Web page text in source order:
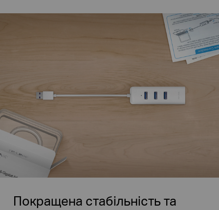
Покращена стабільність та